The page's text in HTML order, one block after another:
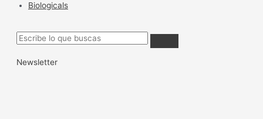
Biologicals
Newsletter